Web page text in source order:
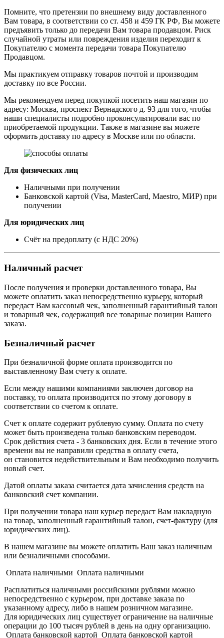
Помните, что претензии по внешнему виду доставленного
Вам товара, в соответствии со ст. 458 и 459 ГК РФ, Вы можете
предъявить только до передачи Вам товара продавцом. Риск
случайной утраты или повреждения изделия переходит к
Покупателю с момента передачи товара Покупателю
Продавцом.
Мы практикуем отправку товаров почтой и производим
доставку по все России.
Мы рекомендуем перед покупкой посетить наш магазин по
адресу: Москва, проспект Вернадского д. 93 для того, чтобы
наши специалисты подробно проконсультировали вас по
приобретаемой продукции. Также в магазине вы можете
оформить доставку по адресу в Москве или по области.
Для физических лиц
Наличными при получении
Банковской картой (Visa, MasterCard, Maestro, МИР) при
получении
Для юридических лиц
Счёт на предоплату (с НДС 20%)
Наличный расчет
После получения и проверки доставленного товара, Вы
можете оплатить заказ непосредственно курьеру, который
передаст Вам кассовый чек, заполненный гарантийный талон
и товарный чек, содержащий все товарные позиции Вашего
заказа.
Безналичный расчет
При безналичной форме оплата производится по
выставленному Вам счету к оплате.
Если между нашими компаниями заключен договор на
поставку, то оплата производится по этому договору в
соответствии со счетом к оплате.
Счет к оплате содержит рублевую сумму. Оплата по счету
может быть произведена только банковским переводом.
Срок действия счета - 3 банковских дня. Если в течение этого
времени вы не направили средства в оплату счета,
он становится недействительным и Вам необходимо получить
новый счет.
Датой оплаты заказа считается дата зачисления средств на
банковский счет компании.
При получении товара наш курьер передаст Вам накладную
на товар, заполненный гарантийный талон, счет-фактуру (для
юридических лиц).
В нашем магазине вы можете оплатить Ваш заказ наличным
или безналичными способами.
Оплата наличными Оплата наличными
Расплатиться наличными российскими рублями можно
непосредственно с курьером, при доставке заказа по
указанному адресу, либо в нашем розничном магазине.
Для юридических лиц существует ограничение на наличные
операции до 100 тысяч рублей в день на одну организацию.
Оплата банковской картой Оплата банковской картой